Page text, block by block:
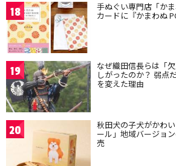
18 手ぬぐい専門店「か
カードに『かまわぬ
19 なぜ織田信長らは「
しがったのか？ 弱点
を変えた理由
20 秋田犬の子犬がかわ
ール」地域バージョ
売